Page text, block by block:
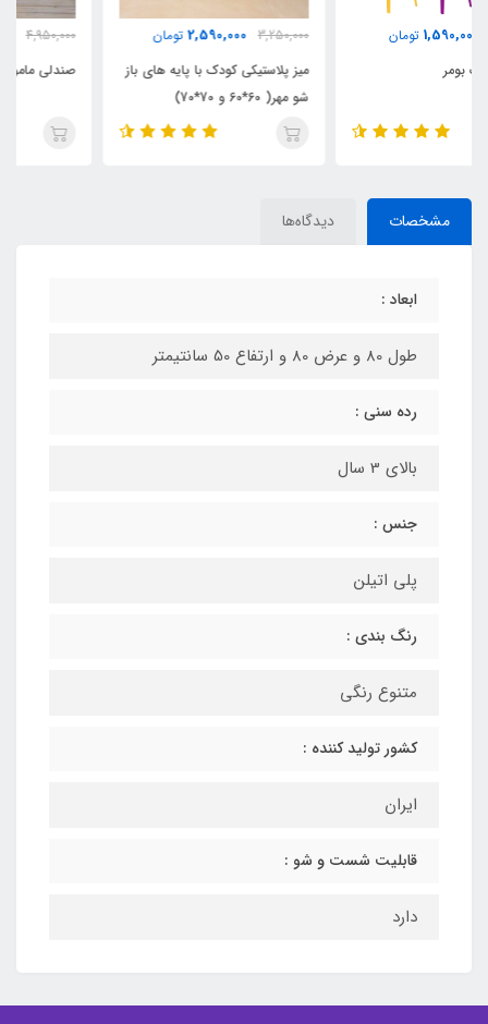
3,250,000
2,590,000
تومان
میز پلاستیکی کودک با پایه های باز
4,950,000
3,845,000
تومان
صندلی ماموت کودک
مشخصات دیدگاه‌ها
ابعاد :
طول 80 و عرض 80 و ارتفاع 50 سانتیمتر
رده سنی :
بالای 3 سال
جنس :
پلی اتیلن
رنگ بندی :
متنوع رنگی
کشور تولید کننده :
ایران
قابلیت شست و شو :
دارد